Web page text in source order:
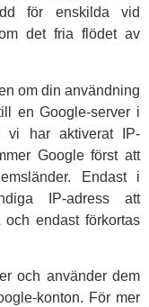
för enskilda vid
det fria flödet av
om din användning
en Google-server i
vi har aktiverat IP-
Google först att
Endast i
IP-adress att
endast förkortas
och använder dem
konton. För mer